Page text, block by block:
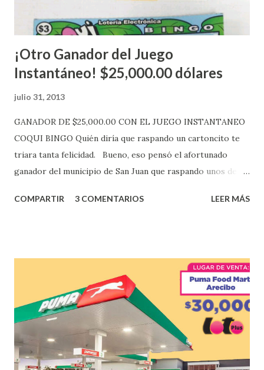
Mientras, que l...
¡Otro Ganador del Juego
Instantáneo! $25,000.00 dólares
julio 31, 2013
GANADOR DE $25,000.00 CON EL JUEGO INSTANTANEO
COQUI BINGO Quién diría que raspando un cartoncito te
triara tanta felicidad. Bueno, eso pensó el afortunado
ganador del municipio de San Juan que raspando unos de
obtuvo un premio de $25,000,00 dólares. Este es el anuncio
ganador fue vendido en la farmacia Yarimar de la
Urbanización Las Lomas en el Municipio de San Juan
¡Enhorabuena que lo disfrute!
...
COMPARTIR 3 COMENTARIOS LEER MÁS